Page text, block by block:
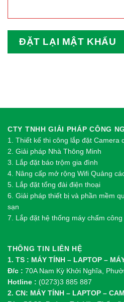
ĐẶT LẠI MẬT KHẨU
CTY TNHH GIẢI PHÁP CÔNG
1. Thiết kế thi công lắp đặt Camera
2. Giải pháp Nhà Thông Minh
3. Lắp đặt báo trộm gia đình
4. Nâng cấp mở rộng Wifi Quảng
5. Lắp đặt tổng đài điện thoại
6. Giải pháp thiết bị và phần mềm
sạn
7. Lắp đặt hệ thống máy chấm công
THÔNG TIN LIÊN HỆ
1. TS : MÁY TÍNH – LAPTOP –
Đ/c : 70A Nam Kỳ Khởi Nghĩa,
Hotline : (0273)3 885 887
2. CN: MÁY TÍNH – LAPTOP –